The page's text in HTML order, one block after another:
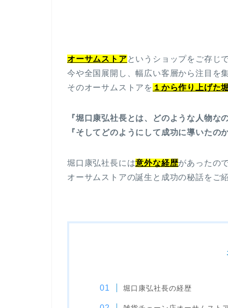
オーサムストア というショップをご存じ
今や全国展開し、幅広い客層から注目を
そのオーサムストアを １から作り上げた
『堀口康弘社長とは、どのような人物な
『そしてどのようにして成功に導いたの
堀口康弘社長には意外な経歴があったの
オーサムストアの誕生と成功の秘話をご
堀口康弘社長の経歴